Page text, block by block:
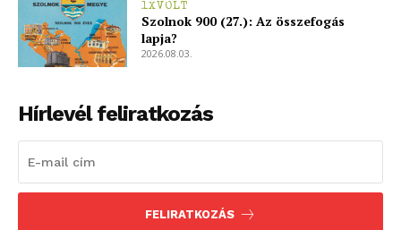
1XVOLT
Szolnok 900 (27.): Az összefogás
lapja?
2026.08.03.
Hírlevél feliratkozás
FELIRATKOZÁS